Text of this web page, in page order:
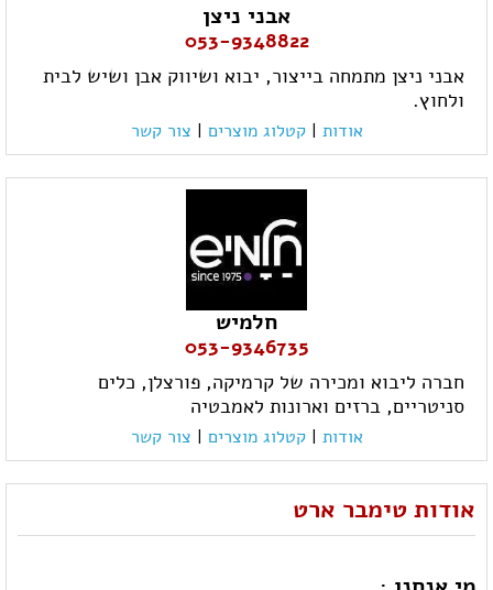
אבני ניצן
053-9348822
אבני ניצן מתמחה בייצור, יבוא ושיווק אבן ושיש לבית
ולחוץ.
אודות | קטלוג מוצרים | צור קשר
חלמיש
053-9346735
חברה ליבוא ומכירה של קרמיקה, פורצלן, כלים
סניטריים, ברזים וארונות לאמבטיה
אודות | קטלוג מוצרים | צור קשר
אודות טימבר ארט